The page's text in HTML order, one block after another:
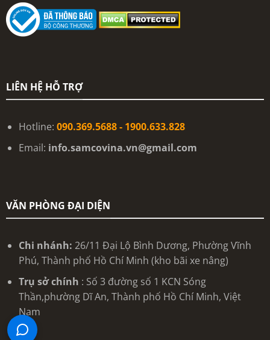
LIÊN HỆ HỖ TRỢ
Hotline: 090.369.5688 - 1900.633.828
Email: info.samcovina.vn@gmail.com
VĂN PHÒNG ĐẠI DIỆN
Chi nhánh: 26/11 Đại Lộ Bình Dương, Phường Vĩnh
Phú, Thành phố Hồ Chí Minh (kho bãi xe nâng)
Trụ sở chính : Số 3 đường số 1 KCN Sóng
Thần,phường Dĩ An, Thành phố Hồ Chí Minh, Việt
Nam